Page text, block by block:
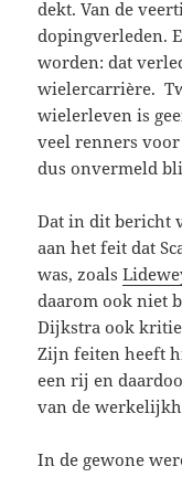
dekt. Van de
dopingverleden.
worden: dat
wielercarrière.
wielerleven is
veel renners
dus onvermeld
Dat in dit bericht
aan het feit dat
was, zoals
daarom ook niet
Dijkstra ook
Zijn feiten heeft
een rij en
van de
In de gewone